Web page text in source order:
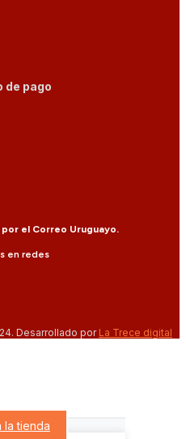
de pago
el Correo Uruguayo.
en redes
Desarrollado por La Trece digital
la tienda